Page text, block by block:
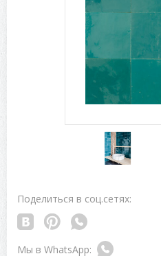
Поделиться в соц.сетях: